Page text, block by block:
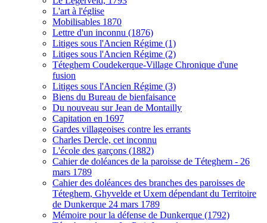
L'art à l'église
Mobilisables 1870
Lettre d'un inconnu (1876)
Litiges sous l'Ancien Régime (1)
Litiges sous l'Ancien Régime (2)
Téteghem Coudekerque-Village Chronique d'une
fusion
Litiges sous l'Ancien Régime (3)
Biens du Bureau de bienfaisance
Du nouveau sur Jean de Montailly
Capitation en 1697
Gardes villageoises contre les errants
Charles Dercle, cet inconnu
L'école des garçons (1882)
Cahier de doléances de la paroisse de Téteghem - 26
mars 1789
Cahier des doléances des branches des paroisses de
Téteghem, Ghyvelde et Uxem dépendant du Territoire
de Dunkerque 24 mars 1789
Mémoire pour la défense de Dunkerque (1792)